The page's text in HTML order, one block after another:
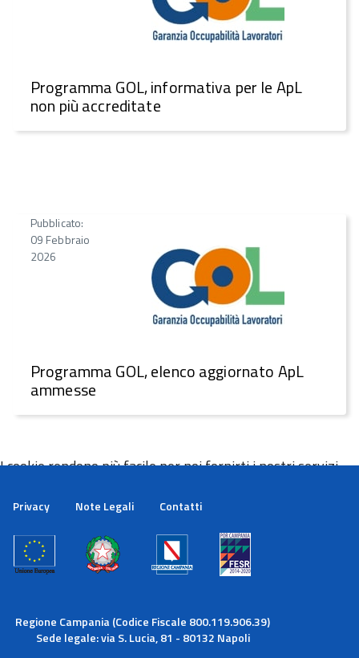
Programma GOL, informativa per le ApL
non più accreditate
Pubblicato:
09 Febbraio
2026
Programma GOL, elenco aggiornato ApL
ammesse
Privacy Note Legali Contatti
Regione Campania (Codice Fiscale 800.119.906.39)
Sede legale: via S. Lucia, 81 - 80132 Napoli
I cookie rendono più facile per noi fornirti i nostri servizi.
cookie.
Maggiori informazioni